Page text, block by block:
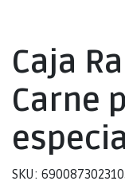
Caja
Carne
SKU: